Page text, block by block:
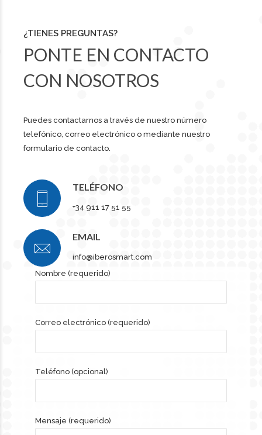
¿TIENES PREGUNTAS?
PONTE EN CONTACTO
CON NOSOTROS
Puedes contactarnos a través de nuestro número
telefónico, correo electrónico o mediante nuestro
formulario de contacto.
TELÉFONO
+34 911 17 51 55
EMAIL
info@iberosmart.com
Nombre (requerido)
Correo electrónico (requerido)
Teléfono (opcional)
Mensaje (requerido)